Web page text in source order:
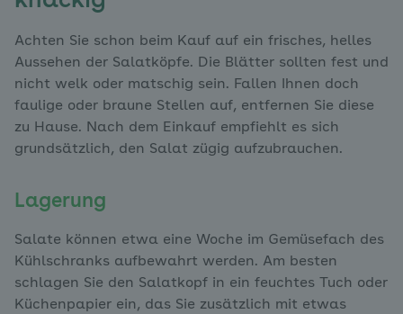
Achten Sie schon beim Kauf auf ein frisches, helles
Aussehen der Salatköpfe. Die Blätter sollten fest und
nicht welk oder matschig sein. Fallen Ihnen doch
faulige oder braune Stellen auf, entfernen Sie diese
zu Hause. Nach dem Einkauf empfiehlt es sich
grundsätzlich, den Salat zügig aufzubrauchen.
Lagerung
Salate können etwa eine Woche im Gemüsefach des
Kühlschranks aufbewahrt werden. Am besten
schlagen Sie den Salatkopf in ein feuchtes Tuch oder
Küchenpapier ein, das Sie zusätzlich mit etwas